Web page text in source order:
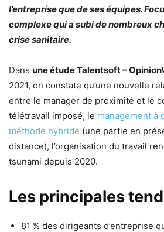
l’entreprise que de ses équipes.
complexe qui a subi de nombreux
crise sanitaire.
Dans une étude Talentsoft –
2021, on constate qu’une nouvelle
entre le manager de proximité et le
télétravail imposé, le management à
méthode hybride (une partie en
distance), l’organisation du travail
tsunami depuis 2020.
Les principales
81 % des dirigeants d’entreprise